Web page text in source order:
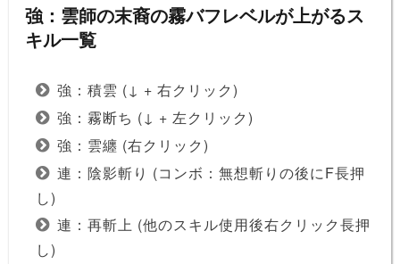
強：雲師の末裔の霧バフレベルが上がるス
キル一覧
強：積雲 (↓ + 右クリック)
強：霧断ち (↓ + 左クリック)
強：雲纏 (右クリック)
連：陰影斬り (コンボ：無想斬りの後にF長押
し)
連：再斬上 (他のスキル使用後右クリック長押
し)